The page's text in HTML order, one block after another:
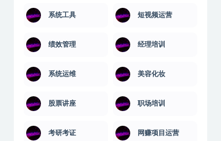
系统工具 短视频运营
绩效管理 经理培训
系统运维 美容化妆
股票讲座 职场培训
考研考证 网赚项目运营